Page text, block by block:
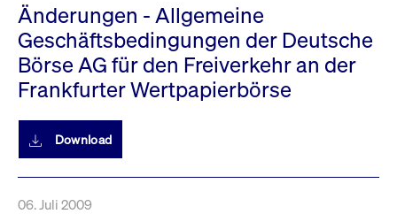
Änderungen - Allgemeine
Geschäftsbedingungen der Deutsche
Börse AG für den Freiverkehr an der
Frankfurter Wertpapierbörse
Download
06. Juli 2009